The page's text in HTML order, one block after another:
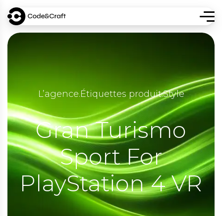
L’agence.Étiquettes produit.Style
Gran Turismo
Sport For
PlayStation 4 VR